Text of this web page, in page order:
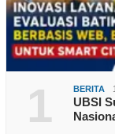
1 BERITA
UBSI